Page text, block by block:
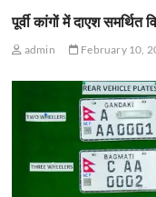
पूर्वी कांगों में दाएश समर्थित
admin February 10,